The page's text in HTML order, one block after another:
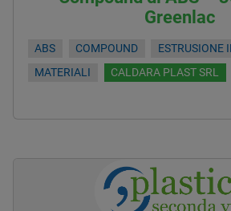
Greenlac
ABS COMPOUND
ESTRUSIONE
MATERIALI
CALDARA PLAST SRL